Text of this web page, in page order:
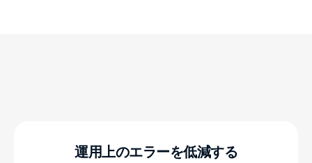
運用上のエラーを低減する